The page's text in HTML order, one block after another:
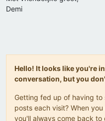
Demi
Hello! It looks like you're
conversation, but you
Getting fed up of having to
posts each visit? When
you'll always come back